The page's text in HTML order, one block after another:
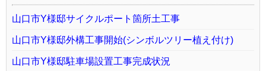
山口市Y様邸サイクルポート箇所土工事
山口市Y様邸外構工事開始(シンボルツリー植え付け)
山口市Y様邸駐車場設置工事完成状況